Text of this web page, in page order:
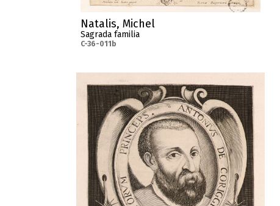
Natalis, Michel
Sagrada familia
C-36-011b